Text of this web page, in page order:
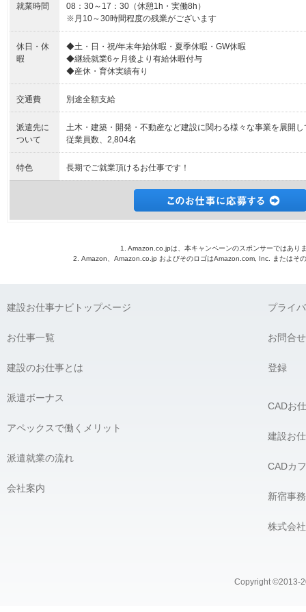
就業時間
08：30～17：30（休憩1h・実働8h）
※月10～30時間程度の残業がございます
休日・休
暇
◆土・日・祝/年末年始休暇・夏季休暇・GW休暇
◆継続就業6ヶ月後より有給休暇付与
◆産休・育休実績有り
交通費 別途全額支給
派遣先に
ついて
土木・建築・開発・不動産など建設に関わる様々な事業を展開
従業員数、2,804名
特色 長期でご就業頂けるお仕事です！
1. Amazon.co.jpは、本キャンペーンのスポンサーではあり
2. Amazon、Amazon.co.jp およびそのロゴはAmazon.com, Inc. またはそ
建設お仕事ナビトップページ
お仕事一覧
建設のお仕事とは
派遣ボーナス
アペックスで働くメリット
派遣就業の流れ
会社案内
プライ
お問合せ
登録
CADお
建設お
CADカ
新宿事
株式会
Copyright ©2013-